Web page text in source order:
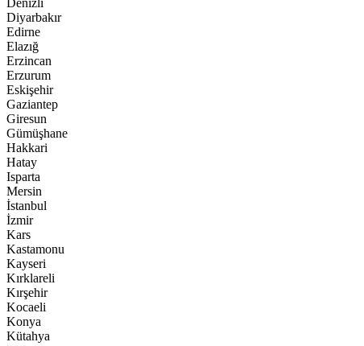
Denizli
Diyarbakır
Edirne
Elazığ
Erzincan
Erzurum
Eskişehir
Gaziantep
Giresun
Gümüşhane
Hakkari
Hatay
Isparta
Mersin
İstanbul
İzmir
Kars
Kastamonu
Kayseri
Kırklareli
Kırşehir
Kocaeli
Konya
Kütahya